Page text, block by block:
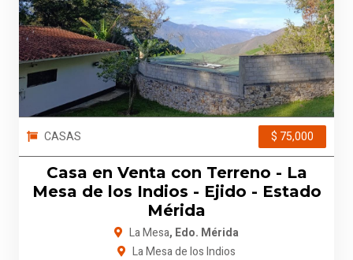
CASAS $ 75,000
Casa en Venta con Terreno - La
Mesa de los Indios - Ejido - Estado
Mérida
La Mesa, Edo. Mérida
La Mesa de los Indios